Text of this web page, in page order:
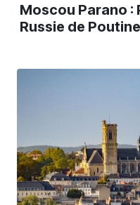
Moscou Parano :
Russie de